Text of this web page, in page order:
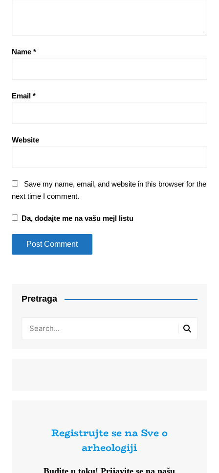
Name *
Email *
Website
Save my name, email, and website in this browser for the
next time I comment.
Da, dodajte me na vašu mejl listu
Pretraga
Registrujte se na Sve o
arheologiji
Budite u toku!Prijavite se na našu